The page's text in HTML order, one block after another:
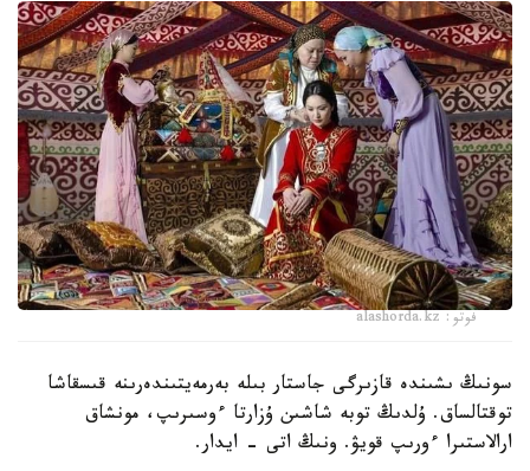
فوتو: alashorda.kz
سونىڭ ىشىندە قازىرگى جاستار بىلە بەرمەيتىندەرىنە قىسقاشا
توقتالساق. ۇلدىڭ توبە شاشىن ۇزارتا ءوسىرىپ، مونشاق
ارالاستىرا ءورىپ قويۋ. ونىڭ اتى - ايدار.